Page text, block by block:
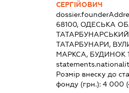
СЕРГІЙОВИЧ
68100, ОДЕСЬКА
ТАТАРБУНАРСЬКИЙ
ТАТАРБУНАРИ,
МАРКСА, БУДИНОК
Розмір внеску до
фонду (грн.):4 000